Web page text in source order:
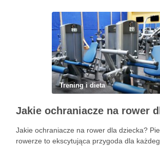
Trening i dieta
Jakie ochraniacze na rower dla dziecka?
rowerze to ekscytująca przygoda dla